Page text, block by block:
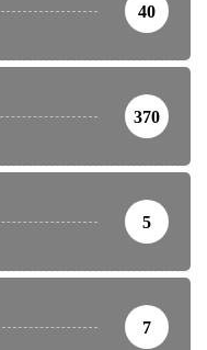
40
370
5
7